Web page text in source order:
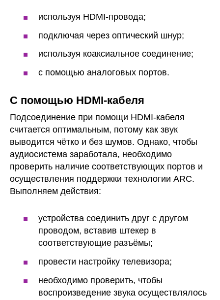
используя HDMI-провода;
подключая через оптический шнур;
используя коаксиальное соединение;
с помощью аналоговых портов.
С помощью HDMI-кабеля
Подсоединение при помощи HDMI-кабеля
считается оптимальным, потому как звук
выводится чётко и без шумов. Однако, чтобы
аудиосистема заработала, необходимо
проверить наличие соответствующих портов и
осуществления поддержки технологии ARC.
Выполняем действия:
устройства соединить друг с другом
проводом, вставив штекер в
соответствующие разъёмы;
провести настройку телевизора;
необходимо проверить, чтобы
воспроизведение звука осуществлялось